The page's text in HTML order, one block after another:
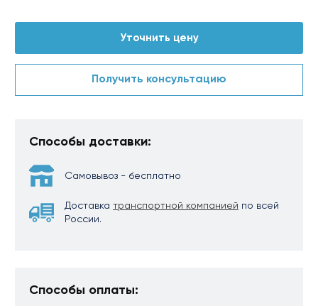
Уточнить цену
Получить консультацию
Способы доставки:
Самовывоз - бесплатно
Доставка транспортной компанией по всей
России.
Способы оплаты: